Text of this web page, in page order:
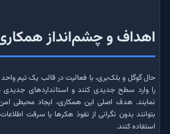
اهداف و چشم‌انداز
حال گوگل و بلک‌بری، با فعالیت در قالب یک تیم
را وارد سطح جدیدی کنند و استانداردهای
نمایند. هدف اصلی این همکاری، ایجاد محیطی
بتوانند بدون نگرانی از نفوذ هکرها یا سرقت
استفاده کنند.